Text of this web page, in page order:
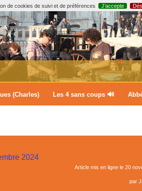
de cookies de suivi et de préférences J’accepte
(Charles) Les 4 sans coups 🔊
2024
Article mis en ligne le 20
par